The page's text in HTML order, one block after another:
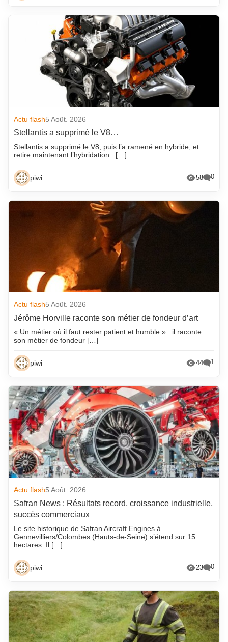
Actu flash5 Août. 2026
Stellantis a supprimé le V8…
Stellantis a supprimé le V8, puis l’a ramené en hybride, et
retire maintenant l’hybridation : […]
piwi 58 0
Actu flash5 Août. 2026
Jérôme Horville raconte son métier de fondeur d’art
« Un métier où il faut rester patient et humble » : il raconte
son métier de fondeur […]
piwi 44 1
Actu flash5 Août. 2026
Safran News : Résultats record, croissance industrielle,
succès commerciaux
Le site historique de Safran Aircraft Engines à
Gennevilliers/Colombes (Hauts-de-Seine) s’étend sur 15
hectares. Il […]
piwi 23 0